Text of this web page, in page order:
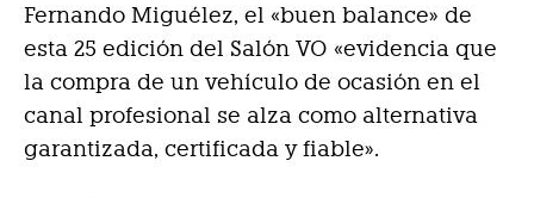
Fernando Miguélez, el «buen balance» de
esta 25 edición del Salón VO «evidencia que
la compra de un vehículo de ocasión en el
canal profesional se alza como alternativa
garantizada, certificada y fiable».